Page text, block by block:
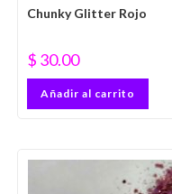
Chunky Glitter Rojo
$ 30.00
Añadir al carrito